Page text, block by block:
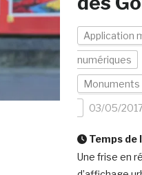
Application
numériques
Monuments
03/05/
Temps de
Une frise en